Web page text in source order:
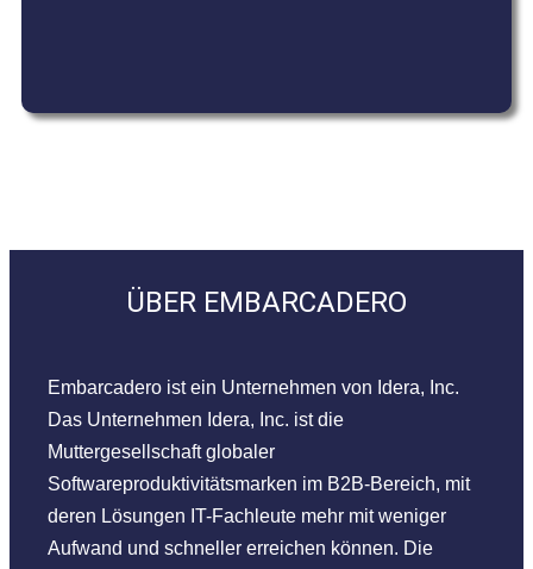
ÜBER EMBARCADERO
Embarcadero ist ein Unternehmen von Idera, Inc.
Das Unternehmen Idera, Inc. ist die
Muttergesellschaft globaler
Softwareproduktivitätsmarken im B2B-Bereich, mit
deren Lösungen IT-Fachleute mehr mit weniger
Aufwand und schneller erreichen können. Die